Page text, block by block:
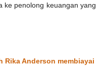
ke penolong keuangan yang
Rika Anderson membiayai